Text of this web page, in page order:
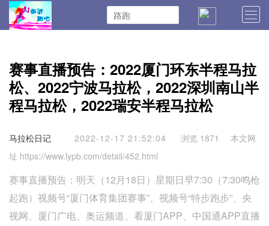
马拉松报名 马拉松日记 马拉松日历
马拉松总结 伤病恢复
赛事直播预告：2022厦门环东半程马拉
松、2022宁波马拉松，2022深圳南山半
程马拉松，2022瑞安半程马拉松
马拉松日记 2022-12-17 21:52:04 浏览 1871
本文网
址 https://www.lypb.com/detail/452.html
赛事直播预告：明天（12月18日）星期日早7:30（7:30鸣枪
起跑）视频号“厦门体育集团赛事”、视频号“特步跑步”、央
视网、厦门广电、奥运频道、看厦门APP、中国通APP直播